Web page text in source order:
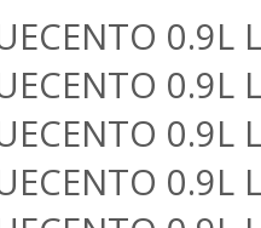
0.9L
0.9L
0.9L
0.9L